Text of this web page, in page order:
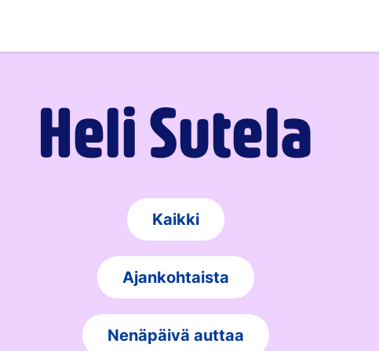
Heli Sutela
Kaikki
Ajankohtaista
Nenäpäivä auttaa